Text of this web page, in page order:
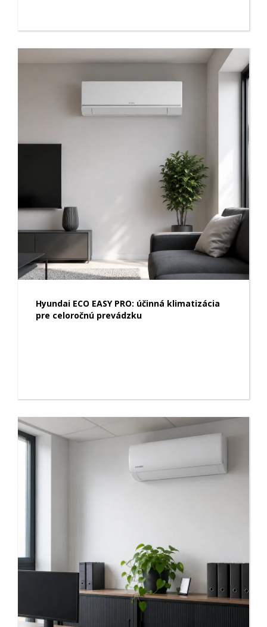
Hyundai ECO EASY PRO: účinná klimatizácia
pre celoročnú prevádzku